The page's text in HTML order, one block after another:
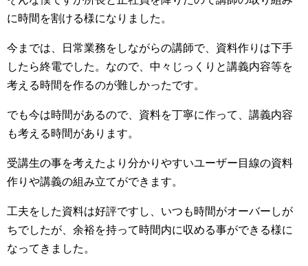
に時間を割ける様になりました。
今までは、日常業務をしながらの講師で、資料作りは下手
したら終電でした。なので、中々じっくりと講義内容等を
考える時間を作るのが難しかったです。
でも今は時間があるので、資料を丁寧に作って、講義内容
も考える時間があります。
受講生の事を考えたより分かりやすいユーザー目線の資料
作りや講義の組み立てができます。
工夫をした資料は好評ですし、いつも時間がオーバーしが
ちでしたが、余裕を持って時間内に収める事ができる様に
なってきました。